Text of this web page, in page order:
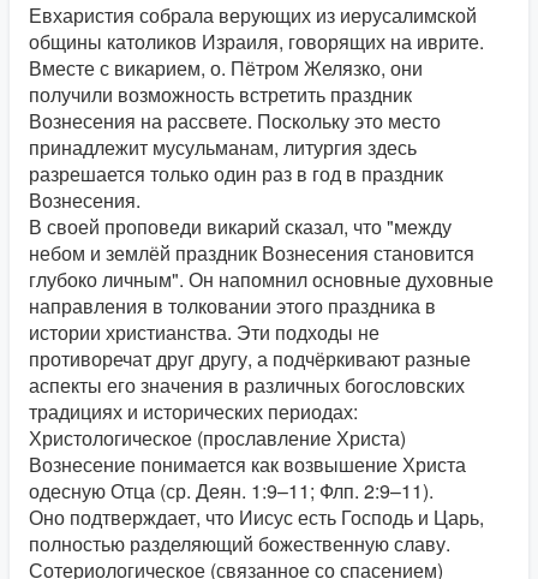
Евхаристия собрала верующих из иерусалимской
общины католиков Израиля, говорящих на иврите.
Вместе с викарием, о. Пётром Желязко, они
получили возможность встретить праздник
Вознесения на рассвете. Поскольку это место
принадлежит мусульманам, литургия здесь
разрешается только один раз в год в праздник
Вознесения.
В своей проповеди викарий сказал, что "между
небом и землёй праздник Вознесения становится
глубоко личным". Он напомнил основные духовные
направления в толковании этого праздника в
истории христианства. Эти подходы не
противоречат друг другу, а подчёркивают разные
аспекты его значения в различных богословских
традициях и исторических периодах:
Христологическое (прославление Христа)
Вознесение понимается как возвышение Христа
одесную Отца (ср. Деян. 1:9–11; Флп. 2:9–11).
Оно подтверждает, что Иисус есть Господь и Царь,
полностью разделяющий божественную славу.
Сотериологическое (связанное со спасением)